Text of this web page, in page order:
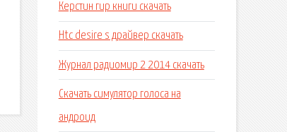
Керстин гир книги скачать
Htc desire s драйвер скачать
Журнал радиомир 2 2014 скачать
Скачать симулятор голоса на
андроид